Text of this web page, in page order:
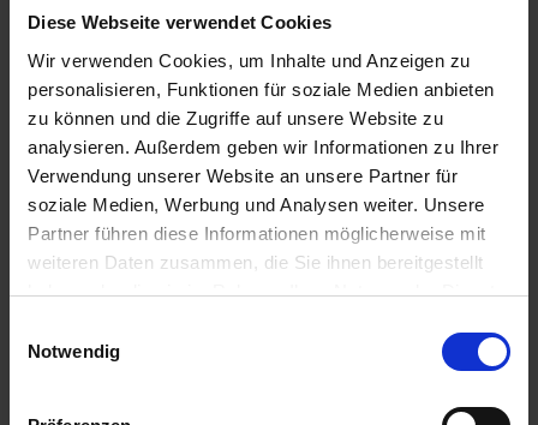
Diese Webseite verwendet Cookies
Wir verwenden Cookies, um Inhalte und Anzeigen zu
personalisieren, Funktionen für soziale Medien anbieten
zu können und die Zugriffe auf unsere Website zu
analysieren. Außerdem geben wir Informationen zu Ihrer
Verwendung unserer Website an unsere Partner für
soziale Medien, Werbung und Analysen weiter. Unsere
Partner führen diese Informationen möglicherweise mit
weiteren Daten zusammen, die Sie ihnen bereitgestellt
haben oder die sie im Rahmen Ihrer Nutzung der Dienste
Cookies, wenn Sie unsere Webseite weiterhin nutzen.
Notwendig
inkl. ges. USt.,zzgl. Versandkosten
Sofort versandfertig, Lieferzeit ca. 2-4 Werktage innerhalb
Deutschlands
In denWarenkorb
Merken Bewerten
Artikel Nr.: 3353730Y
Beschreibung
Solides Standard Federbein. Federspannung einstellbar.
Federfarbe schwarz. Preis pro Stück. Mit...
Downloads